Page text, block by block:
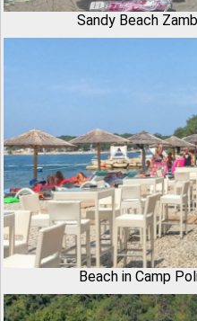
Sandy Beach
Beach in Camp